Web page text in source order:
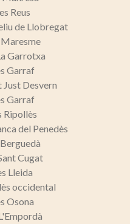
Reus
de Llobregat
Garrotxa
Garraf
Just Desvern
Garraf
Ripollès
del Penedès
Cugat
Lleida
occidental
Osona
per emmagatzemar
continuada dels seus
podem conèixer els
de l'usuari.